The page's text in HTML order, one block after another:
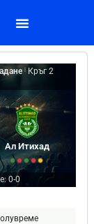
Кръг 2
Ал Итихад
0-0